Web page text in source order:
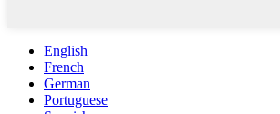
English
French
German
Portuguese